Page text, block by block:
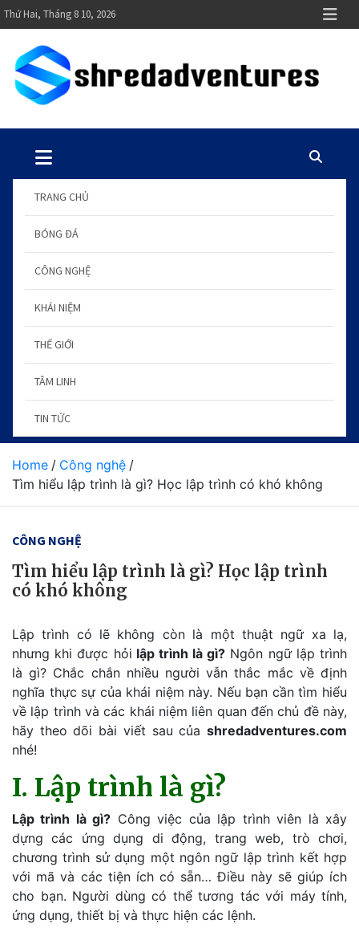
S
k
c
Thứ Hai, Tháng 8 10, 2026
shredadventures.com
TRANG CHỦ
BÓNG ĐÁ
CÔNG NGHỆ
KHÁI NIỆM
THẾ GIỚI
TÂM LINH
TIN TỨC
Home
Công nghệ
Tìm hiểu lập trình là gì? Học lập trình có khó không
CÔNG NGHỆ
Tìm hiểu lập trình là gì? Học lập trình
có khó không
Lập trình có lẽ không còn là một thuật ngữ xa lạ,
nhưng khi được hỏi lập trình là gì? Ngôn ngữ lập trình
là gì? Chắc chắn nhiều người vẫn thắc mắc về định
nghĩa thực sự của khái niệm này. Nếu bạn cần tìm hiểu
về lập trình và các khái niệm liên quan đến chủ đề này,
hãy theo dõi bài viết sau của shredadventures.com
nhé!
I. Lập trình là gì?
Lập trình là gì? Công việc của lập trình viên là xây
dựng các ứng dụng di động, trang web, trò chơi,
chương trình sử dụng một ngôn ngữ lập trình kết hợp
với mã và các tiện ích có sẵn… Điều này sẽ giúp ích
cho bạn. Người dùng có thể tương tác với máy tính,
ứng dụng, thiết bị và thực hiện các lệnh.